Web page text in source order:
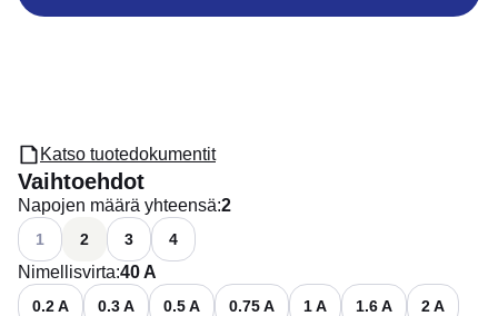
Katso tuotedokumentit
Vaihtoehdot
Napojen määrä yhteensä:2
Katso käytettävissä olevat vaihtoehdot
1 2 3 4
Nimellisvirta:40 A
0.2 A 0.3 A 0.5 A 0.75 A 1 A 1.6 A 2 A